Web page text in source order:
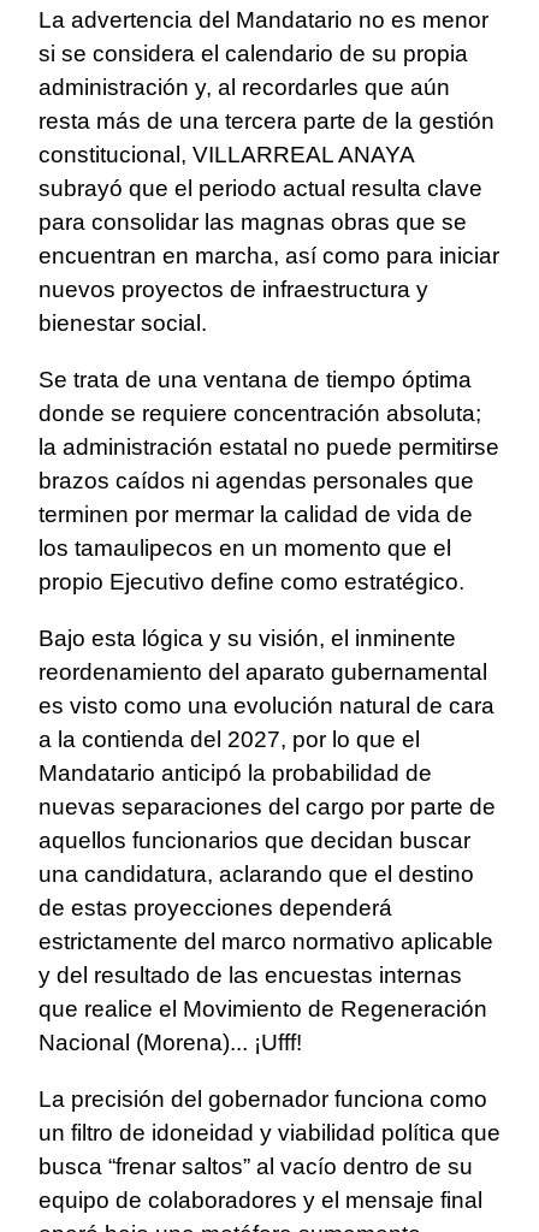
La advertencia del Mandatario no es menor
si se considera el calendario de su propia
administración y, al recordarles que aún
resta más de una tercera parte de la gestión
constitucional, VILLARREAL ANAYA
subrayó que el periodo actual resulta clave
para consolidar las magnas obras que se
encuentran en marcha, así como para iniciar
nuevos proyectos de infraestructura y
bienestar social.
Se trata de una ventana de tiempo óptima
donde se requiere concentración absoluta;
la administración estatal no puede permitirse
brazos caídos ni agendas personales que
terminen por mermar la calidad de vida de
los tamaulipecos en un momento que el
propio Ejecutivo define como estratégico.
Bajo esta lógica y su visión, el inminente
reordenamiento del aparato gubernamental
es visto como una evolución natural de cara
a la contienda del 2027, por lo que el
Mandatario anticipó la probabilidad de
nuevas separaciones del cargo por parte de
aquellos funcionarios que decidan buscar
una candidatura, aclarando que el destino
de estas proyecciones dependerá
estrictamente del marco normativo aplicable
y del resultado de las encuestas internas
que realice el Movimiento de Regeneración
Nacional (Morena)... ¡Ufff!
La precisión del gobernador funciona como
un filtro de idoneidad y viabilidad política que
busca “frenar saltos” al vacío dentro de su
equipo de colaboradores y el mensaje final